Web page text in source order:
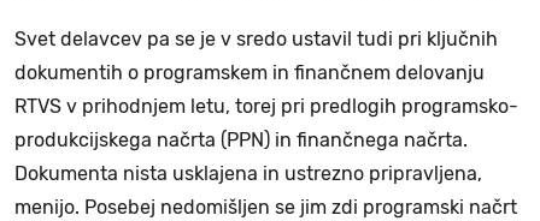
Svet delavcev pa se je v sredo ustavil tudi pri ključnih
dokumentih o programskem in finančnem delovanju
RTVS v prihodnjem letu, torej pri predlogih programsko-
produkcijskega načrta (PPN) in finančnega načrta.
Dokumenta nista usklajena in ustrezno pripravljena,
menijo. Posebej nedomišljen se jim zdi programski načrt